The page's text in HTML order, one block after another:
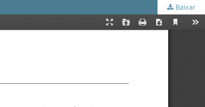
Baixar